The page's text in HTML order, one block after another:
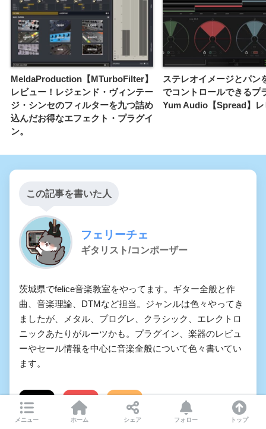
MeldaProduction【MTurboFilter】
レビュー！レジェンド・ヴィンテー
ジ・シンセのフィルターを九つ詰め
込んだお得なエフェクト・プラグイ
ン。
ステレオイメージとパン
でコントロールできるプ
Yum Audio【Spread】レ
この記事を書いた人
フェリーチェ
ギタリスト/コンポーザー
茨城県でfelice音楽教室をやってます。ギター全般と作
曲、音楽理論、DTMなど担当。ジャンルは色々やってき
ましたが、メタル、プログレ、クラシック、エレクトロ
ニックあたりがルーツかも。プラグイン、楽器のレビュ
ーやセール情報を中心に音楽全般について色々書いてい
ます。
メニュー ホーム シェア フォロー トップ